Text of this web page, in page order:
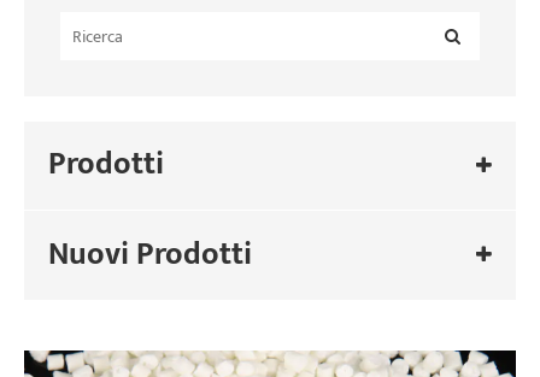
Prodotti
Nuovi Prodotti